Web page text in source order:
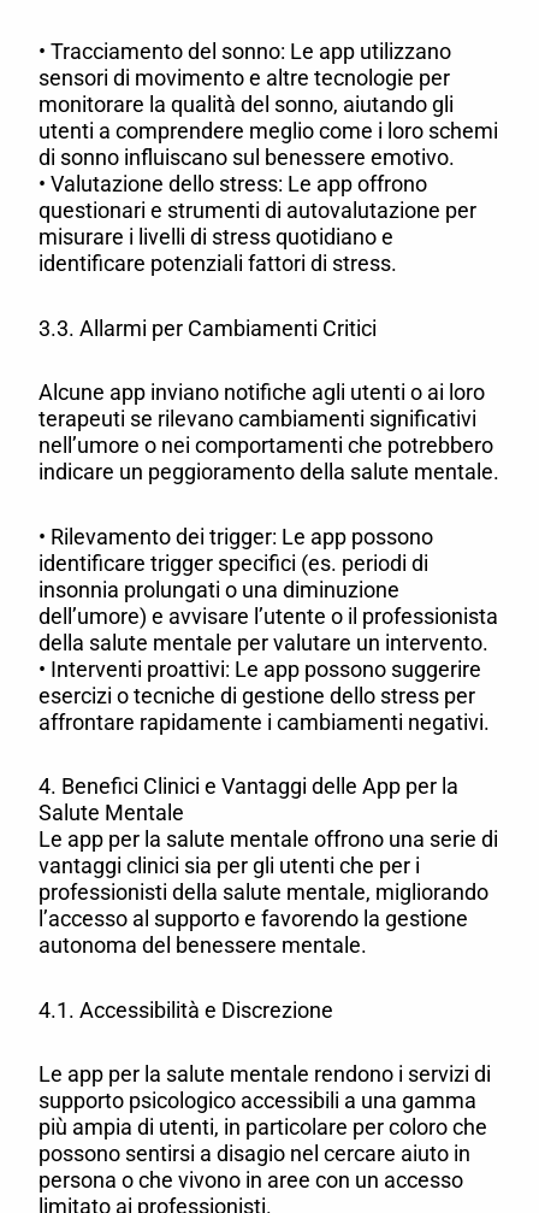
• Tracciamento del sonno: Le app utilizzano
sensori di movimento e altre tecnologie per
monitorare la qualità del sonno, aiutando gli
utenti a comprendere meglio come i loro schemi
di sonno influiscano sul benessere emotivo.
• Valutazione dello stress: Le app offrono
questionari e strumenti di autovalutazione per
misurare i livelli di stress quotidiano e
identificare potenziali fattori di stress.
3.3. Allarmi per Cambiamenti Critici
Alcune app inviano notifiche agli utenti o ai loro
terapeuti se rilevano cambiamenti significativi
nell’umore o nei comportamenti che potrebbero
indicare un peggioramento della salute mentale.
• Rilevamento dei trigger: Le app possono
identificare trigger specifici (es. periodi di
insonnia prolungati o una diminuzione
dell’umore) e avvisare l’utente o il professionista
della salute mentale per valutare un intervento.
• Interventi proattivi: Le app possono suggerire
esercizi o tecniche di gestione dello stress per
affrontare rapidamente i cambiamenti negativi.
4. Benefici Clinici e Vantaggi delle App per la
Salute Mentale
Le app per la salute mentale offrono una serie di
vantaggi clinici sia per gli utenti che per i
professionisti della salute mentale, migliorando
l’accesso al supporto e favorendo la gestione
autonoma del benessere mentale.
4.1. Accessibilità e Discrezione
Le app per la salute mentale rendono i servizi di
supporto psicologico accessibili a una gamma
più ampia di utenti, in particolare per coloro che
possono sentirsi a disagio nel cercare aiuto in
persona o che vivono in aree con un accesso
limitato ai professionisti.